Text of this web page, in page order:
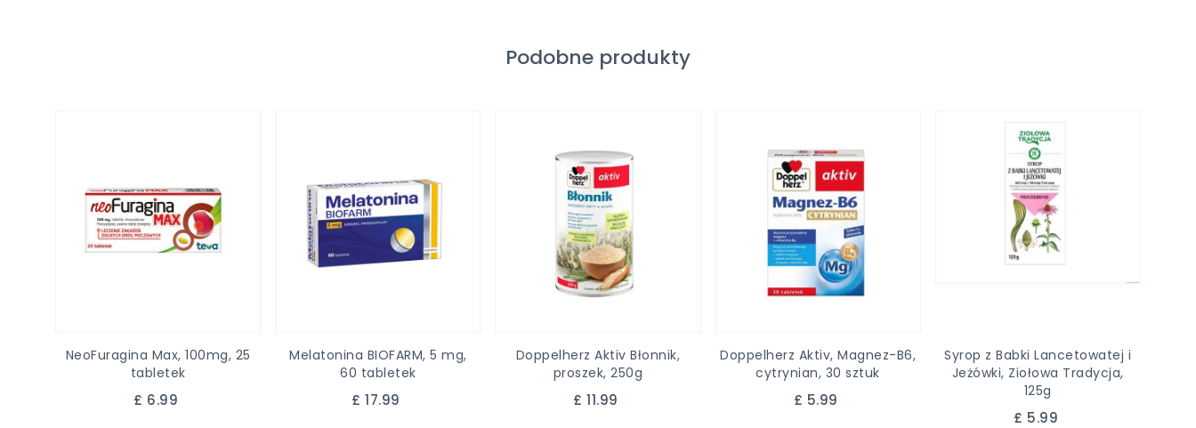
Podobne produkty
NeoFuragina Max, 100mg, 25
tabletek
£ 6.99
Melatonina BIOFARM, 5 mg,
60 tabletek
£ 17.99
Doppelherz Aktiv Błonnik,
proszek, 250g
£ 11.99
Doppelherz Aktiv, Magnez-B6,
cytrynian, 30 sztuk
£ 5.99
Syrop z Babki Lancetowatej i
Jeżówki, Ziołowa Tradycja,
125g
£ 5.99